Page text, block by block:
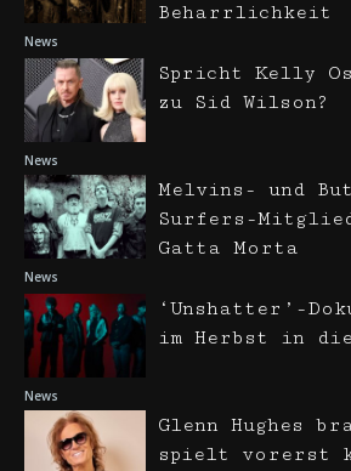
News
Beharrlichkeit
News
Spricht Kelly
zu Sid Wilson?
News
Melvins- und
Surfers-
Gatta Morta
News
‘Unshatter’-
im Herbst in
Glenn Hughes
spielt vorerst